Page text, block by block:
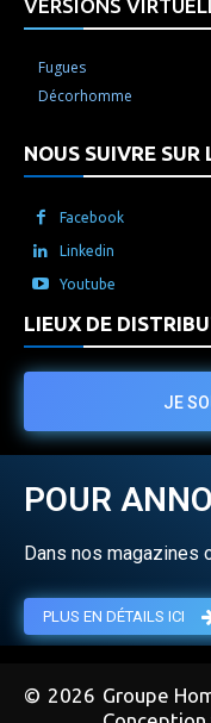
VERSIONS
Fugues
Décorhomme
NOUS SUIVRE SUR
Facebook
Linkedin
Youtube
LIEUX DE
JE
POUR
Dans nos magazines
PLUS EN DÉTAILS ICI
© 2026 Groupe